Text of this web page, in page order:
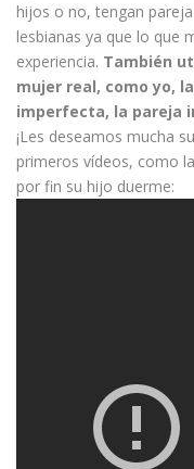
hijos o no, tengan
lesbianas ya que lo que
experiencia. También
mujer real, como yo,
imperfecta, la pareja
¡Les deseamos mucha
primeros vídeos, como
por fin su hijo duerme: